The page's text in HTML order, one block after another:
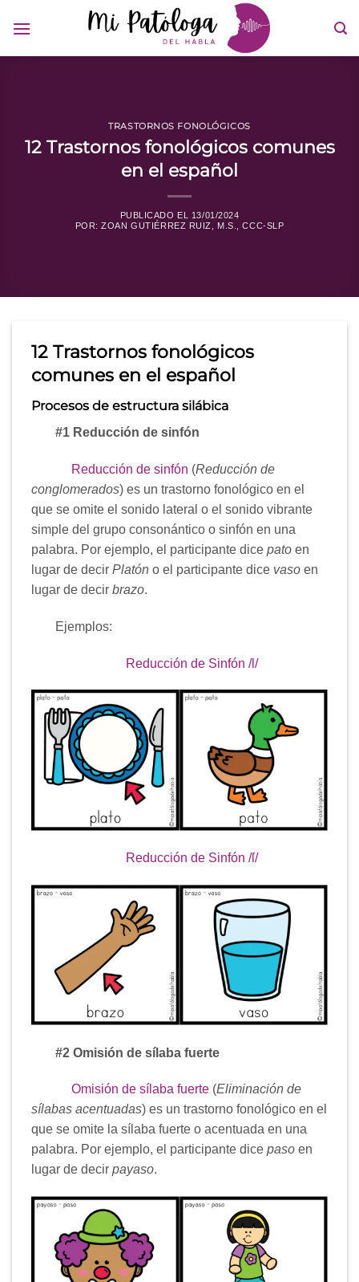
TRASTORNOS FONOLÓGICOS
12 Trastornos fonológicos comunes
en el español
PUBLICADO EL 13/01/2024
POR:ZOAN GUTIÉRREZ RUIZ, M.S., CCC-SLP
12 Trastornos fonológicos
comunes en el español
Procesos de estructura silábica
#1 Reducción de sinfón
Reducción de sinfón (Reducción de
conglomerados) es un trastorno fonológico en el
que se omite el sonido lateral o el sonido vibrante
simple del grupo consonántico o sinfón en una
palabra. Por ejemplo, el participante dice pato en
lugar de decir Platón o el participante dice vaso en
lugar de decir brazo.
Ejemplos:
Reducción de Sinfón /l/
Reducción de Sinfón /ſ/
#2 Omisión de sílaba fuerte
Omisión de sílaba fuerte (Eliminación de
sílabas acentuadas) es un trastorno fonológico en el
que se omite la sílaba fuerte o acentuada en una
palabra. Por ejemplo, el participante dice paso en
lugar de decir payaso.